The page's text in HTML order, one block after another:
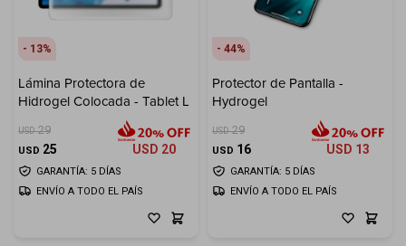
13
Lámina Protectora de
Hidrogel Colocada - Tablet L
USD 29
USD 25 USD 20
GARANTÍA: 5 DÍAS
ENVÍO A TODO EL PAÍS
44
Protector de Pantalla -
Hydrogel
USD 29
USD 16 USD 13
GARANTÍA: 5 DÍAS
ENVÍO A TODO EL PAÍS